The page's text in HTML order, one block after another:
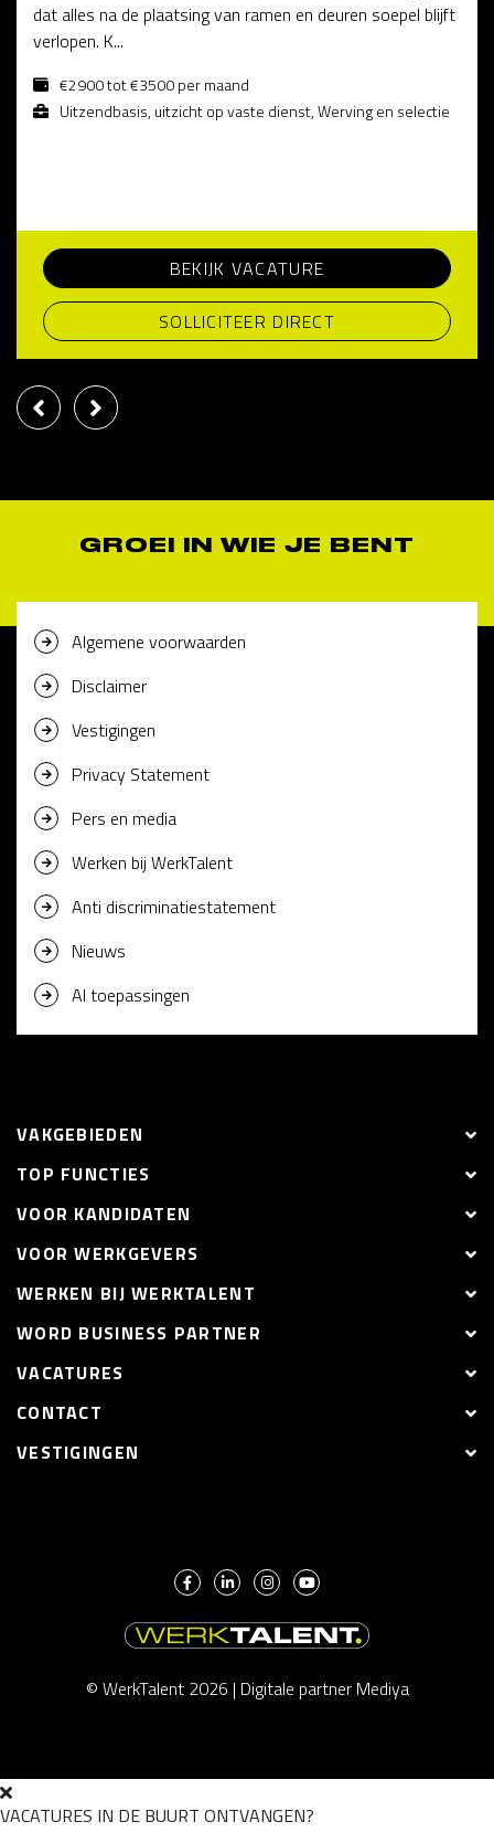
dat alles na de plaatsing van ramen en deuren soepel blijft
verlopen. K...
€2900 tot €3500 per maand
Uitzendbasis, uitzicht op vaste dienst, Werving en selectie
BEKIJK VACATURE
SOLLICITEER DIRECT
GROEI IN WIE JE BENT
Algemene voorwaarden
Disclaimer
Vestigingen
Privacy Statement
Pers en media
Werken bij WerkTalent
Anti discriminatiestatement
Nieuws
AI toepassingen
VAKGEBIEDEN
TOP FUNCTIES
VOOR KANDIDATEN
VOOR WERKGEVERS
WERKEN BIJ WERKTALENT
WORD BUSINESS PARTNER
VACATURES
CONTACT
VESTIGINGEN
© WerkTalent 2026 | Digitale partner Mediya
VACATURES IN DE BUURT ONTVANGEN?